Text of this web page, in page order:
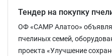
Тендер на покупку
ОФ «САМР Алатоо»
пчелиных семей,
проекта «Улучшение